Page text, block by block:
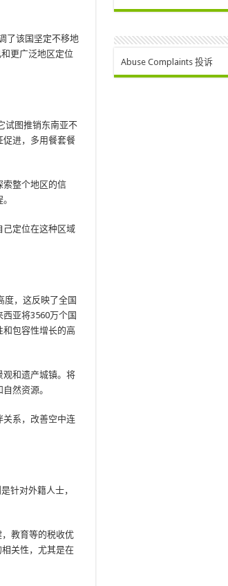
了该国坚定不移地
更广泛地区定位
试图推销东南亚不
进，多用餐套餐
索整个地区的信
定位在这种区域
度，这反映了全国
亚将3560万个国
和包容性增长的高
和遗产城镇。将
然资源。
关系，改善空中连
针对外籍人士，
教育等的税收优
关性，尤其是在
Abuse Complaints 投诉